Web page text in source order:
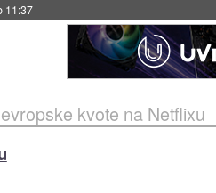
kvote na Netflixu